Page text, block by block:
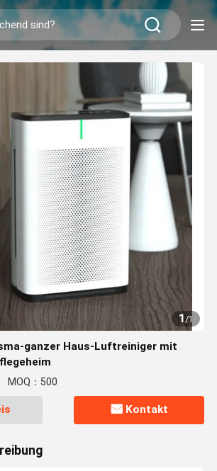
1/1
ganzer Haus-Luftreiniger mit
MOQ：500
Kontakt